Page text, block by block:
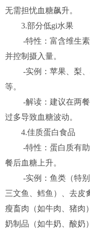
无需担忧血糖飙升。
3.部分低gi水果
-特性：富含维生
并控制摄入量。
-实例：苹果、梨
等。
-解读：建议在两
过多导致血糖波动。
4.佳质蛋白食品
-特性：蛋白质有
餐后血糖上升。
-实例：鱼类（特
三文鱼、鳕鱼）、去皮
瘦畜肉（如牛肉、猪肉
奶制品（如牛奶、酸奶